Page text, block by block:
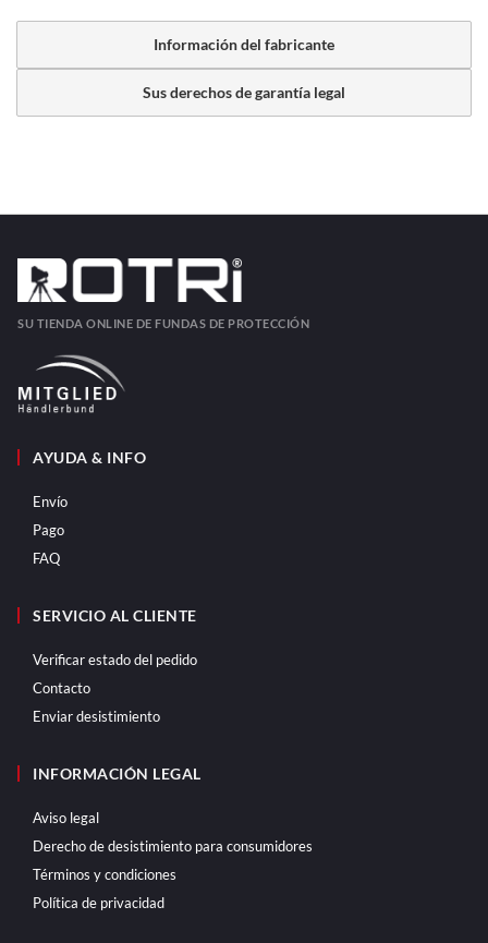
Información del fabricante
Sus derechos de garantía legal
SU TIENDA ONLINE DE FUNDAS DE PROTECCIÓN
AYUDA & INFO
Envío
Pago
FAQ
SERVICIO AL CLIENTE
Verificar estado del pedido
Contacto
Enviar desistimiento
INFORMACIÓN LEGAL
Aviso legal
Derecho de desistimiento para consumidores
Términos y condiciones
Política de privacidad